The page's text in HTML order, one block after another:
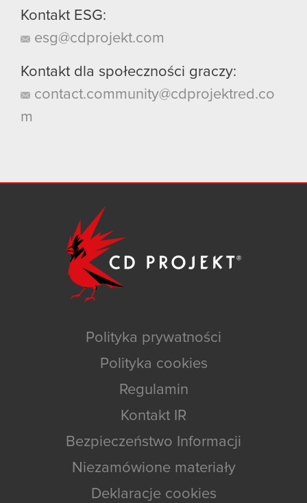
Kontakt ESG:
esg@cdprojekt.com
Kontakt dla społeczności graczy:
contact.community@cdprojektred.co
m
Polityka prywatności
Polityka cookies
Regulamin
Kontakt IR
Bezpieczeństwo Informacji
Niezamówione materiały
Deklaracje cookies